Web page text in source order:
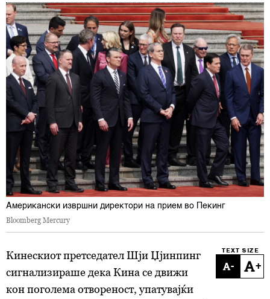
Американски извршни директори на прием во Пекинг
Bloomberg Mercury
TEXT SIZE
- +
Кинескиот претседател Шји Џјинпинг
сигнализираше дека Кина се движи
кон поголема отвореност, упатувајќи